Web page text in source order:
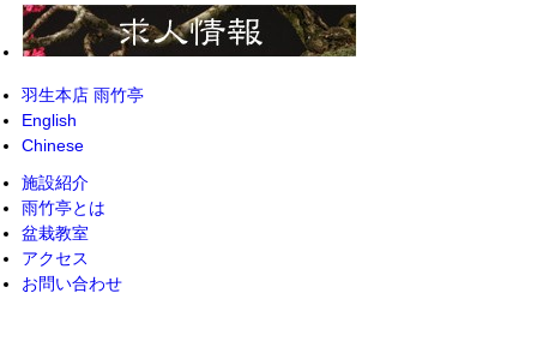
羽生本店 雨竹亭
English
Chinese
施設紹介
雨竹亭とは
盆栽教室
アクセス
お問い合わせ